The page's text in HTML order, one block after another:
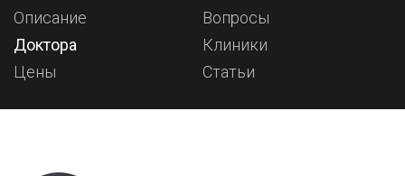
Описание
Вопросы
Доктора
Клиники
Цены
Статьи